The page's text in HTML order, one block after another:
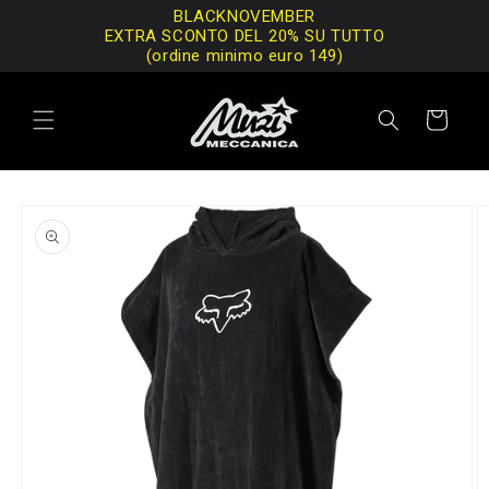
BLACKNOVEMBER
EXTRA SCONTO DEL 20% SU TUTTO
(ordine minimo euro 149)
ai contenuti
Carrello
informazioni
sul prodotto